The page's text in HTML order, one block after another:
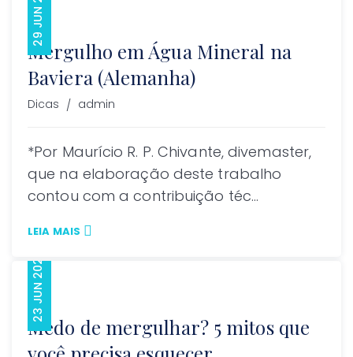
Mergulho em Água Mineral na
Baviera (Alemanha)
Dicas Author
admin
*Por Maurício R. P. Chivante, divemaster,
que na elaboração deste trabalho
contou com a contribuição téc...
LEIA MAIS
23 JUN 2021
Medo de mergulhar? 5 mitos que